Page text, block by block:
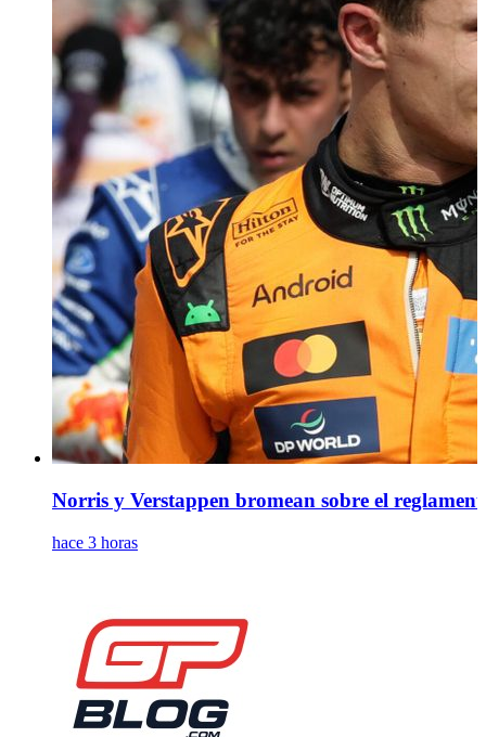
Norris y Verstappen bromean sobre el
hace 3 horas